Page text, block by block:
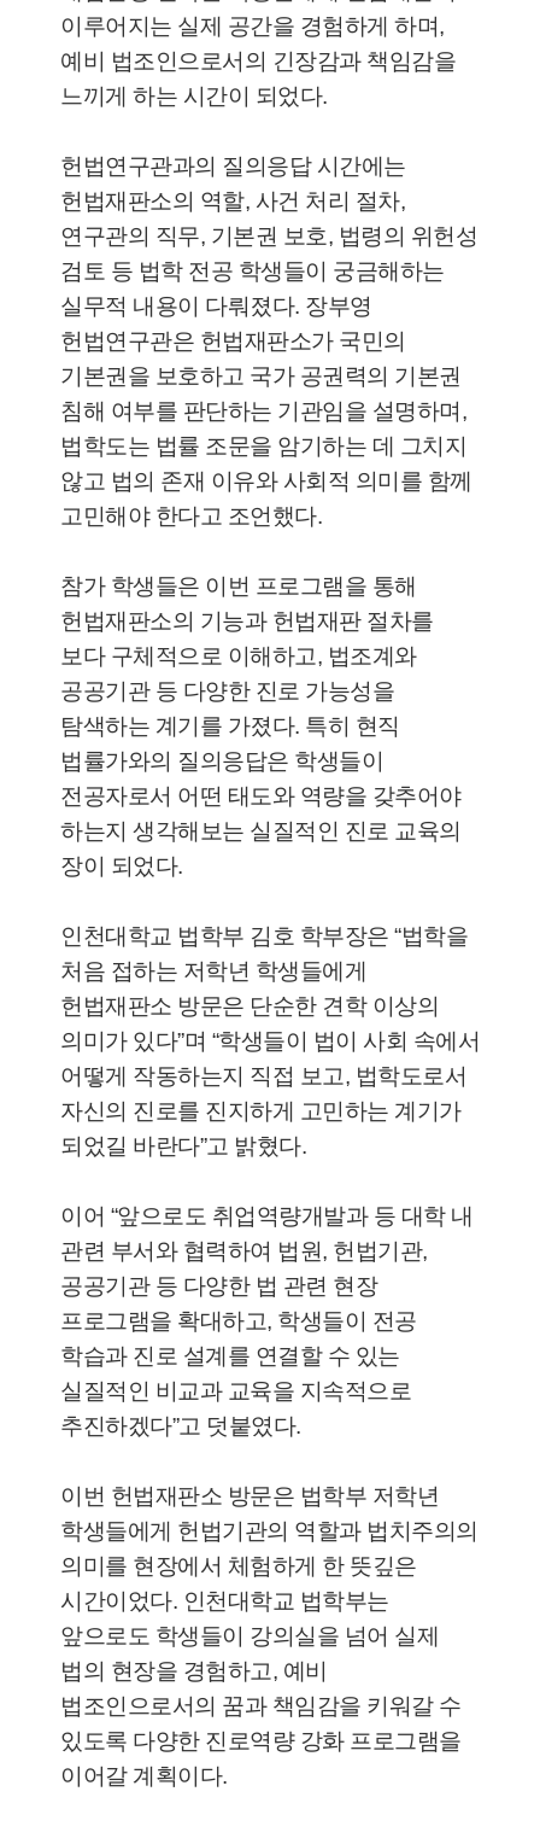
이루어지는 실제 공간을 경험하게 하며,
예비 법조인으로서의 긴장감과 책임감을
느끼게 하는 시간이 되었다.
헌법연구관과의 질의응답 시간에는
헌법재판소의 역할, 사건 처리 절차,
연구관의 직무, 기본권 보호, 법령의 위헌성
검토 등 법학 전공 학생들이 궁금해하는
실무적 내용이 다뤄졌다. 장부영
헌법연구관은 헌법재판소가 국민의
기본권을 보호하고 국가 공권력의 기본권
침해 여부를 판단하는 기관임을 설명하며,
법학도는 법률 조문을 암기하는 데 그치지
않고 법의 존재 이유와 사회적 의미를 함께
고민해야 한다고 조언했다.
참가 학생들은 이번 프로그램을 통해
헌법재판소의 기능과 헌법재판 절차를
보다 구체적으로 이해하고, 법조계와
공공기관 등 다양한 진로 가능성을
탐색하는 계기를 가졌다. 특히 현직
법률가와의 질의응답은 학생들이
전공자로서 어떤 태도와 역량을 갖추어야
하는지 생각해보는 실질적인 진로 교육의
장이 되었다.
인천대학교 법학부 김호 학부장은 “법학을
처음 접하는 저학년 학생들에게
헌법재판소 방문은 단순한 견학 이상의
의미가 있다”며 “학생들이 법이 사회 속에서
어떻게 작동하는지 직접 보고, 법학도로서
자신의 진로를 진지하게 고민하는 계기가
되었길 바란다”고 밝혔다.
이어 “앞으로도 취업역량개발과 등 대학 내
관련 부서와 협력하여 법원, 헌법기관,
공공기관 등 다양한 법 관련 현장
프로그램을 확대하고, 학생들이 전공
학습과 진로 설계를 연결할 수 있는
실질적인 비교과 교육을 지속적으로
추진하겠다”고 덧붙였다.
이번 헌법재판소 방문은 법학부 저학년
학생들에게 헌법기관의 역할과 법치주의의
의미를 현장에서 체험하게 한 뜻깊은
시간이었다. 인천대학교 법학부는
앞으로도 학생들이 강의실을 넘어 실제
법의 현장을 경험하고, 예비
법조인으로서의 꿈과 책임감을 키워갈 수
있도록 다양한 진로역량 강화 프로그램을
이어갈 계획이다.